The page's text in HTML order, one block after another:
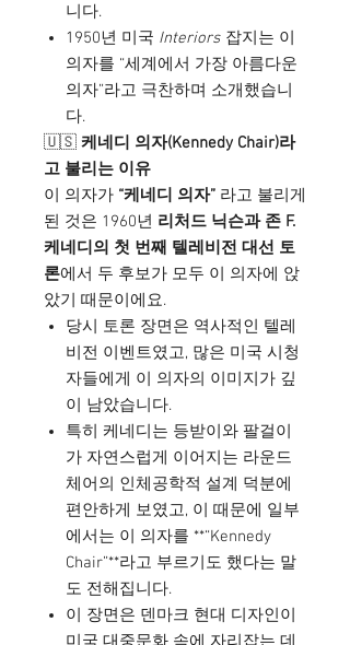
니다.
1950년 미국 Interiors 잡지는 이
의자를 “세계에서 가장 아름다운
의자”라고 극찬하며 소개했습니
다.
🇺🇸 케네디 의자(Kennedy Chair)라
고 불리는 이유
이 의자가 “케네디 의자” 라고 불리게
된 것은 1960년 리처드 닉슨과 존 F.
케네디의 첫 번째 텔레비전 대선 토
론에서 두 후보가 모두 이 의자에 앉
았기 때문이에요.
당시 토론 장면은 역사적인 텔레
비전 이벤트였고, 많은 미국 시청
자들에게 이 의자의 이미지가 깊
이 남았습니다.
특히 케네디는 등받이와 팔걸이
가 자연스럽게 이어지는 라운드
체어의 인체공학적 설계 덕분에
편안하게 보였고, 이 때문에 일부
에서는 이 의자를 **“Kennedy
Chair”**라고 부르기도 했다는 말
도 전해집니다.
이 장면은 덴마크 현대 디자인이